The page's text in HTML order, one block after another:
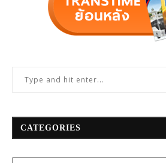
CATEGORIES